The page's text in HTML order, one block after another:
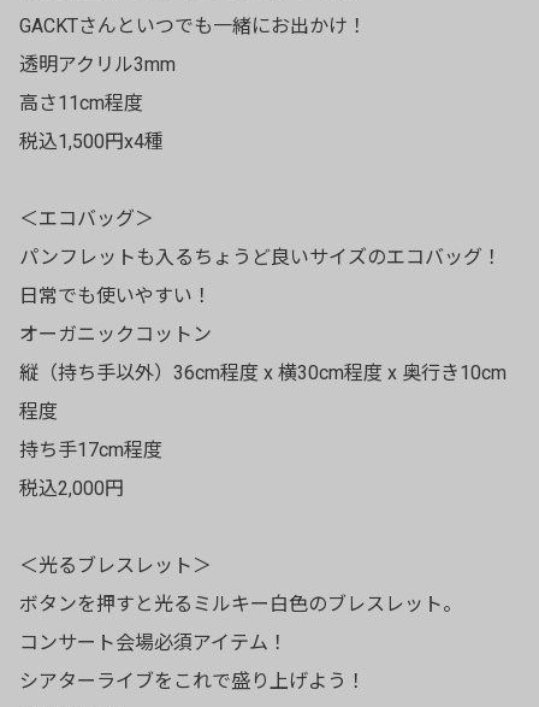
GACKTさんといつでも一緒にお出かけ！
透明アクリル3mm
高さ11cm程度
税込1,500円x4種
＜エコバッグ＞
パンフレットも入るちょうど良いサイズのエコバッグ！
日常でも使いやすい！
オーガニックコットン
縦（持ち手以外）36cm程度 x 横30cm程度 x 奥行き10cm
程度
持ち手17cm程度
税込2,000円
＜光るブレスレット＞
ボタンを押すと光るミルキー白色のブレスレット。
コンサート会場必須アイテム！
シアターライブをこれで盛り上げよう！